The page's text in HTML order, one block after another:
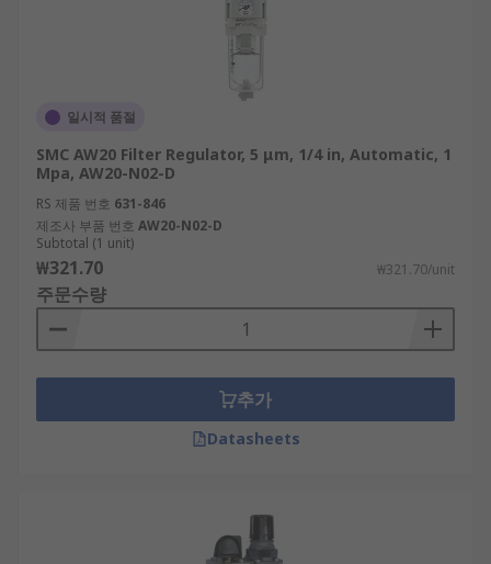
일시적 품절
SMC AW20 Filter Regulator, 5 μm, 1/4 in, Automatic, 1
Mpa, AW20-N02-D
RS 제품 번호 631-846
제조사 부품 번호 AW20-N02-D
Subtotal (1 unit)
₩321.70 ₩321.70/unit
주문수량
추가
Datasheets